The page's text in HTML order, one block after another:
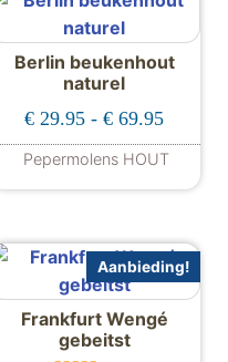
meerdere variaties.
Berlin beukenhout
naturel
€ 29.95 - € 69.95
Pepermolens HOUT
Dit product
Aanbieding!
Frankfurt Wengé
gebeitst